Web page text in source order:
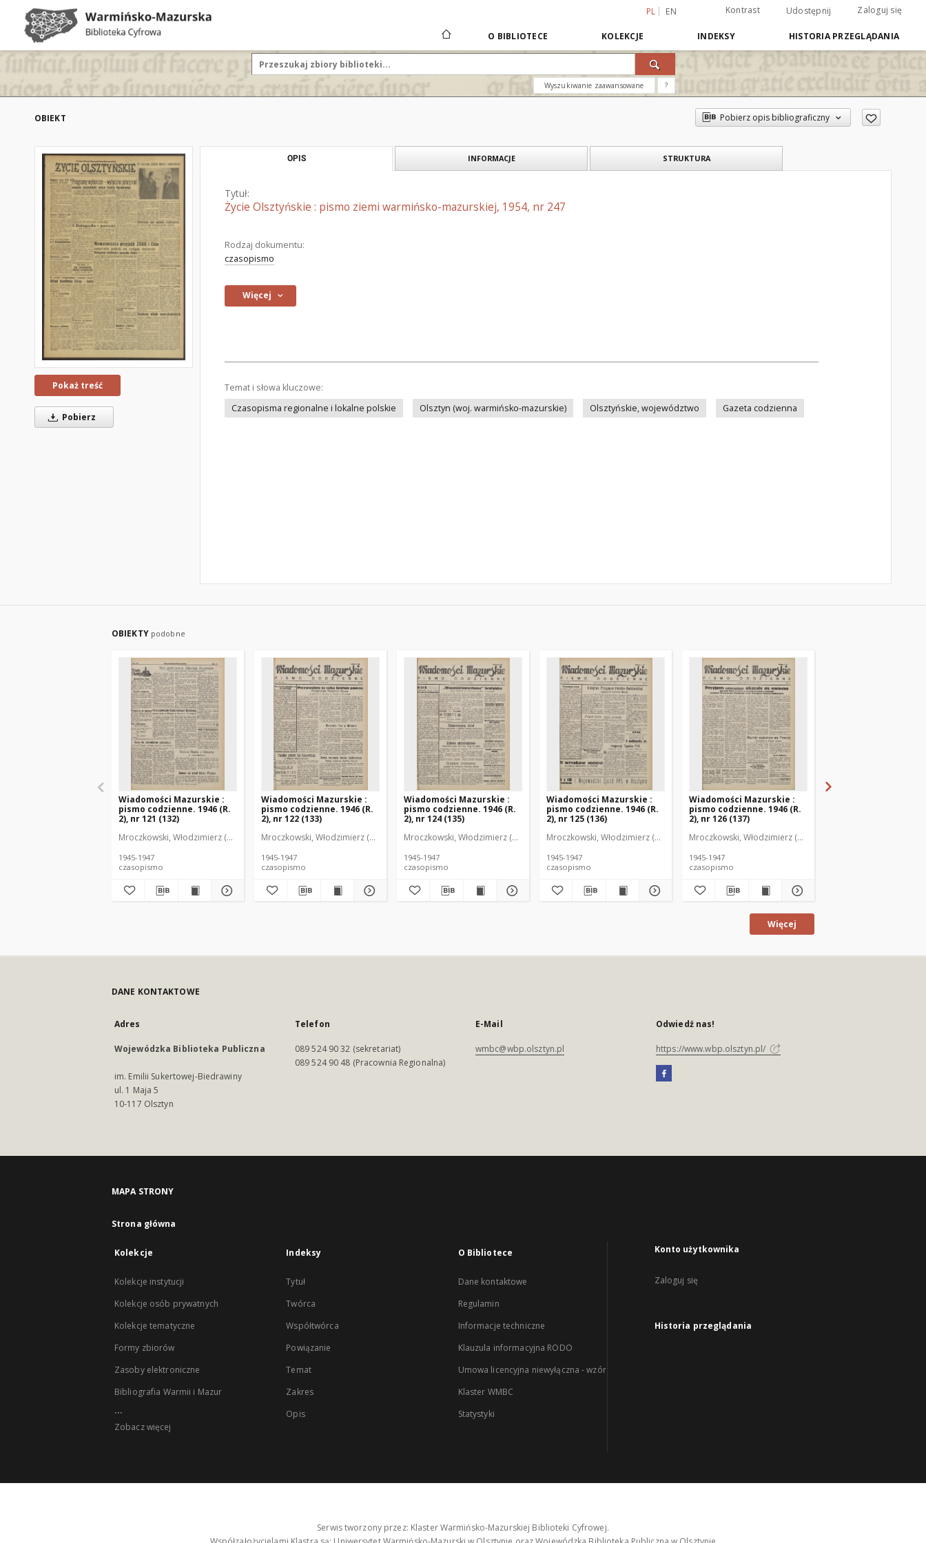
PL EN Kontrast Udostępnij Zaloguj się
O BIBLIOTECE KOLEKCJE INDEKSY HISTORIA PRZEGLĄDANIA
Wyszukiwanie zaawansowane ?
OBIEKT Pobierz opis bibliograficzny
Pokaż treść
Pobierz
OPIS INFORMACJE STRUKTURA
Tytuł:
Życie Olsztyńskie : pismo ziemi warmińsko-mazurskiej, 1954, nr 247
Rodzaj dokumentu:
czasopismo
Więcej
Temat i słowa kluczowe:
Czasopisma regionalne i lokalne polskie
Olsztyn (woj. warmińsko-mazurskie) Olsztyńskie, województwo Gazeta codzienna
OBIEKTY podobne
Wiadomości Mazurskie :
pismo codzienne. 1946 (R.
2), nr 121 (132)
Mroczkowski, Włodzimierz (1902-1971). Redaktor
1945-1947
czasopismo
Wiadomości Mazurskie :
pismo codzienne. 1946 (R.
2), nr 122 (133)
Mroczkowski, Włodzimierz (1902-1971). Redaktor
1945-1947
czasopismo
Wiadomości Mazurskie :
pismo codzienne. 1946 (R.
2), nr 124 (135)
Mroczkowski, Włodzimierz (1902-1971). Redaktor
1945-1947
czasopismo
Wiadomości Mazurskie :
pismo codzienne. 1946 (R.
2), nr 125 (136)
Mroczkowski, Włodzimierz (1902-1971). Redaktor
1945-1947
czasopismo
Wiadomości Mazurskie :
pismo codzienne. 1946 (R.
2), nr 126 (137)
Mroczkowski, Włodzimierz (1902-1971). Redaktor
1945-1947
czasopismo
Więcej
DANE KONTAKTOWE
Adres
Wojewódzka Biblioteka Publiczna
im. Emilii Sukertowej-Biedrawiny
ul. 1 Maja 5
10-117 Olsztyn
Telefon
089 524 90 32 (sekretariat)
089 524 90 48 (Pracownia Regionalna)
E-Mail
wmbc@wbp.olsztyn.pl
Odwiedź nas!
https://www.wbp.olsztyn.pl/
MAPA STRONY
Strona główna
Kolekcje
Kolekcje instytucji
Kolekcje osób prywatnych
Kolekcje tematyczne
Formy zbiorów
Zasoby elektroniczne
Bibliografia Warmii i Mazur
...
Zobacz więcej
Indeksy
Tytuł
Twórca
Współtwórca
Powiązanie
Temat
Zakres
Opis
O Bibliotece
Dane kontaktowe
Regulamin
Informacje techniczne
Klauzula informacyjna RODO
Umowa licencyjna niewyłączna - wzór
Klaster WMBC
Statystyki
Konto użytkownika
Zaloguj się
Historia przeglądania
Serwis tworzony przez: Klaster Warmińsko-Mazurskiej Biblioteki Cyfrowej.